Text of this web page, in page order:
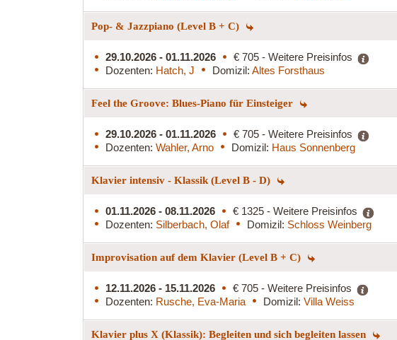
Pop- & Jazzpiano (Level B + C)
29.10.2026 - 01.11.2026
€ 705 - Weitere Preisinfos
Dozenten: Hatch, J Domizil: Altes Forsthaus
Feel the Groove: Blues-Piano für Einsteiger
29.10.2026 - 01.11.2026
€ 705 - Weitere Preisinfos
Dozenten: Wahler, Arno Domizil: Haus Sonnenberg
Klavier intensiv - Klassik (Level B - D)
01.11.2026 - 08.11.2026
€ 1325 - Weitere Preisinfos
Dozenten: Silberbach, Olaf Domizil: Schloss Weinberg
Improvisation auf dem Klavier (Level B + C)
12.11.2026 - 15.11.2026
€ 705 - Weitere Preisinfos
Dozenten: Rusche, Eva-Maria Domizil: Villa Weiss
Klavier plus X (Klassik): Begleiten und sich begleiten lassen